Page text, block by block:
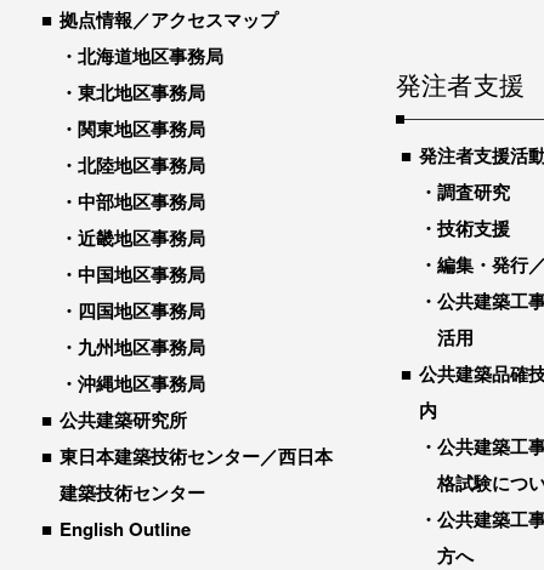
拠点情報／アクセスマップ
北海道地区事務局
東北地区事務局
関東地区事務局
北陸地区事務局
中部地区事務局
近畿地区事務局
中国地区事務局
四国地区事務局
九州地区事務局
沖縄地区事務局
公共建築研究所
東日本建築技術センター／西日本
建築技術センター
English Outline
発注者支援
発注者支援活
調査研究
技術支援
編集・発行
公共建築工
活用
公共建築品確
内
公共建築工
格試験につ
公共建築工
方へ